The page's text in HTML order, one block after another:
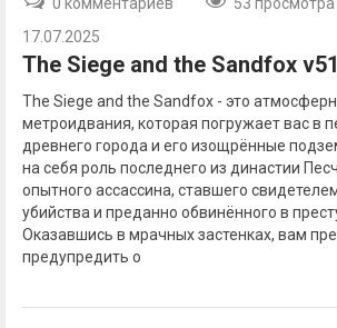
17.07.2025
The Siege and the Sandfox
The Siege and the Sandfox - это
метроидвания, которая погружает вас в
древнего города и его изощрённые
на себя роль последнего из династии
опытного ассассина, ставшего
убийства и преданно обвинённого в
Оказавшись в мрачных застенках, вам
предупредить о